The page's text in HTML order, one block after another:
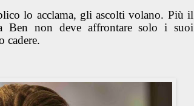
lo acclama, gli ascolti volano. Più il
Ben non deve affrontare solo i suoi
cadere.